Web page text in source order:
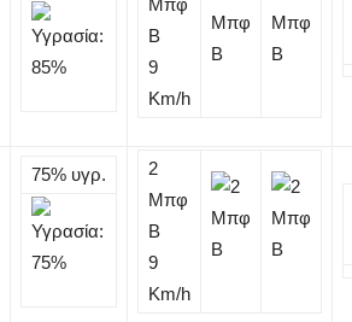
B
9
Km/h
75% υγρ.
2
Μπφ
B
9
Km/h